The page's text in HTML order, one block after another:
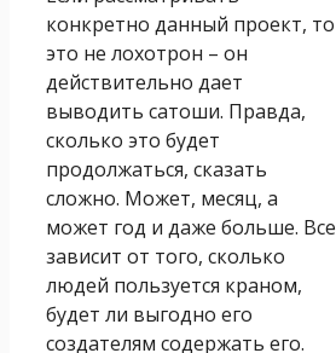
конкретно данный проект, то
это не лохотрон – он
действительно дает
выводить сатоши. Правда,
сколько это будет
продолжаться, сказать
сложно. Может, месяц, а
может год и даже больше. Все
зависит от того, сколько
людей пользуется краном,
будет ли выгодно его
создателям содержать его.